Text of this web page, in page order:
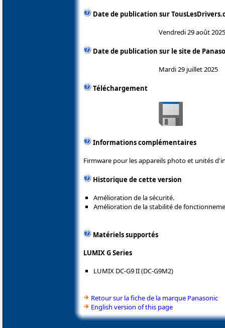
Date de publication sur
Vendredi 29 août 2025
Date de publication sur le site de
Mardi 29 juillet 2025
Téléchargement
Informations complémentaires
Firmware pour les appareils photo et unités
Historique de cette version
Amélioration de la sécurité.
Amélioration de la stabilité de
Matériels supportés
LUMIX G Series
LUMIX DC-G9 II (DC-G9M2)
Retour sur la fiche de la marque Panasonic
English version of this page